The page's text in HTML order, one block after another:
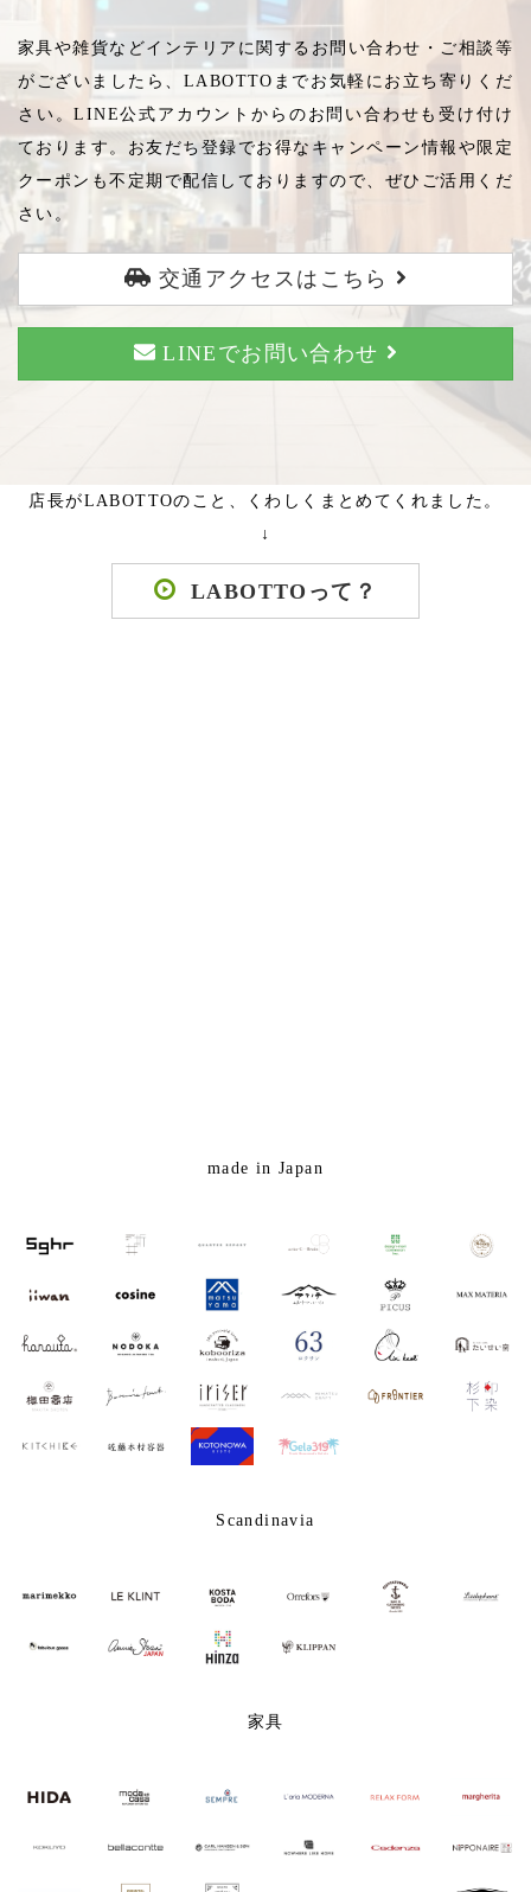
家具や雑貨などインテリアに関するお問い合わせ・ご相談等
がございましたら、LABOTTOまでお気軽にお立ち寄りくだ
さい。LINE公式アカウントからのお問い合わせも受け付け
ております。お友だち登録でお得なキャンペーン情報や限定
クーポンも不定期で配信しておりますので、ぜひご活用くだ
さい。
交通アクセスはこちら
LINEでお問い合わせ
店長がLABOTTOのこと、くわしくまとめてくれました。
↓
LABOTTOって？
made in Japan
Scandinavia
家具